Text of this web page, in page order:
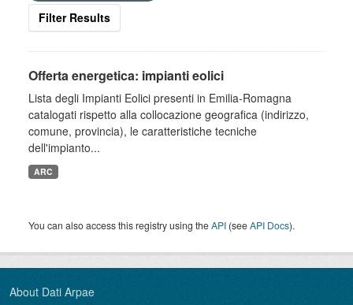
Filter Results
Offerta energetica: impianti eolici
Lista degli Impianti Eolici presenti in Emilia-Romagna
catalogati rispetto alla collocazione geografica (indirizzo,
comune, provincia), le caratteristiche tecniche
dell'impianto...
ARC
You can also access this registry using theAPI (seeAPI Docs).
About Dati Arpae